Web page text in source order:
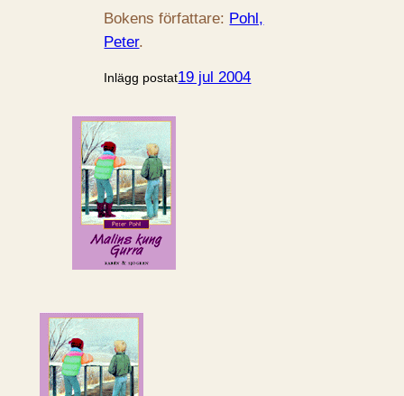
Bokens författare: Pohl,
Peter.
Inlägg postat19 jul 2004